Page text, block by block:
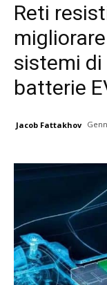
Reti
sistemi
batterie
Jacob Fattakhov